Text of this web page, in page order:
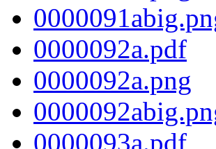
0000092a.pdf
0000092a.png
0000093a.pdf